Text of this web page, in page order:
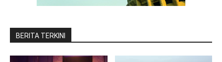
BERITA TERKINI